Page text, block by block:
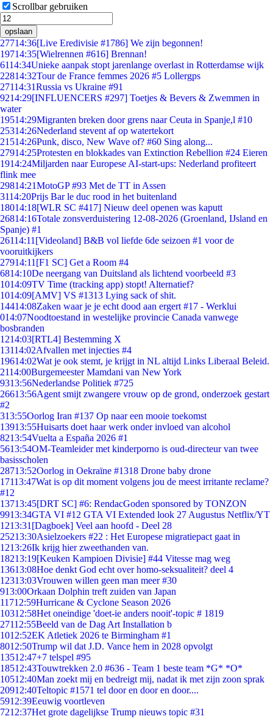
Scrollbar gebruiken
opslaan
27714:36[Live Eredivisie #1786] We zijn begonnen!
19714:35[Wielrennen #616] Brennan!
6114:34Unieke aanpak stopt jarenlange overlast in Rotterdamse wijk
22814:32Tour de France femmes 2026 #5 Lollergps
27114:31Russia vs Ukraine #91
9214:29[INFLUENCERS #297] Toetjes & Bevers & Zwemmen in
water
19514:29Migranten breken door grens naar Ceuta in Spanje,l #10
25314:26Nederland stevent af op watertekort
21514:26Punk, disco, New Wave of? #60 Sing along...
27914:25Protesten en blokkades van Extinction Rebellion #24 Eieren
1914:24Miljarden naar Europese AI-start-ups: Nederland profiteert
flink mee
29814:21MotoGP #93 Met de TT in Assen
3114:20Prijs Bar le duc rood in het buitenland
18014:18[WLR SC #417] Nieuw deel openen was kaputt
26814:16Totale zonsverduistering 12-08-2026 (Groenland, IJsland en
Spanje) #1
26114:11 [Videoland] B&B vol liefde 6de seizoen #1 voor de
vooruitkijkers
27914:11 [F1 SC] Get a Room #4
6814:10De neergang van Duitsland als lichtend voorbeeld #3
1014:09TV Time (tracking app) stopt! Alternatief?
1014:09[AMV] VS #1313 Lying sack of shit.
14414:08Zaken waar je je echt dood aan ergert #17 - Werklui
014:07Noodtoestand in westelijke provincie Canada vanwege
bosbranden
1214:03[RTL4] Bestemming X
13114:02Afvallen met injecties #4
19614:02Wat je ook stemt, je krijgt in NL altijd Links Liberaal Beleid.
2114:00Burgemeester Mamdani van New York
9313:56Nederlandse Politiek #725
26613:56Agent smijt zwangere vrouw op de grond, onderzoek gestart
#2
313:55Oorlog Iran #137 Op naar een mooie toekomst
13913:55Huisarts doet haar werk onder invloed van alcohol
8213:54Vuelta a España 2026 #1
5613:54OM-Teamleider met kinderporno is oud-directeur van twee
basisscholen
28713:52Oorlog in Oekraïne #1318 Drone baby drone
17113:47Wat is op dit moment volgens jou de meest irritante reclame?
#12
13713:45[DRT SC] #6: RendacGoden sponsored by TONZON
9913:34GTA VI #12 GTA VI Extended look 27 Augustus Netflix/YT
1213:31 [Dagboek] Veel aan hoofd - Deel 28
25213:30Asielzoekers #22 : Het Europese migratiepact gaat in
1213:26Ik krijg hier zweethanden van.
18213:19[Keuken Kampioen Divisie] #44 Vitesse mag weg
13613:08Hoe denkt God echt over homo-seksualiteit? deel 4
12313:03Vrouwen willen geen man meer #30
913:00Orkaan Dolphin treft zuiden van Japan
11712:59Hurricane & Cyclone Season 2026
10312:58Het oneindige 'doet-ie anders nooit'-topic # 1819
27112:55Beeld van de Dag Art Installation b
1012:52EK Atletiek 2026 te Birmingham #1
8012:50Trump wil dat J.D. Vance hem in 2028 opvolgt
13512:47+7 telspel #95
18512:43Touwtrekken 2.0 #636 - Team 1 beste team *G* *O*
10512:40Man zoekt mij en bedreigt mij, nadat ik met zijn zoon sprak
20912:40Teltopic #1571 tel door en door en door....
5912:39Eeuwig voortleven
7212:37Het grote dagelijkse Trump nieuws topic #31